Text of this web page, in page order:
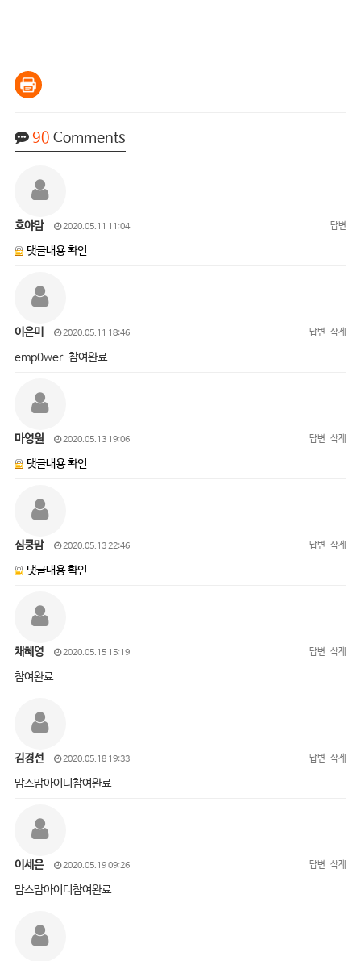
90 Comments
호야맘 2020.05.11 11:04 답변
댓글내용 확인
이은미 2020.05.11 18:46 답변 삭제
emp0wer 참여완료
마영원 2020.05.13 19:06 답변 삭제
댓글내용 확인
심쿵맘 2020.05.13 22:46 답변 삭제
댓글내용 확인
채혜영 2020.05.15 15:19 답변 삭제
참여완료
김경선 2020.05.18 19:33 답변 삭제
맘스맘아이디참여완료
이세은 2020.05.19 09:26 답변 삭제
맘스맘아이디참여완료